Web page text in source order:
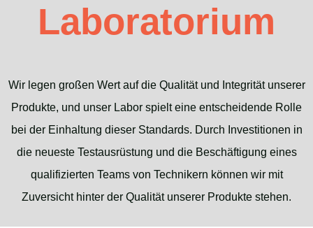
Laboratorium
Wir legen großen Wert auf die Qualität und Integrität unserer
Produkte, und unser Labor spielt eine entscheidende Rolle
bei der Einhaltung dieser Standards. Durch Investitionen in
die neueste Testausrüstung und die Beschäftigung eines
qualifizierten Teams von Technikern können wir mit
Zuversicht hinter der Qualität unserer Produkte stehen.